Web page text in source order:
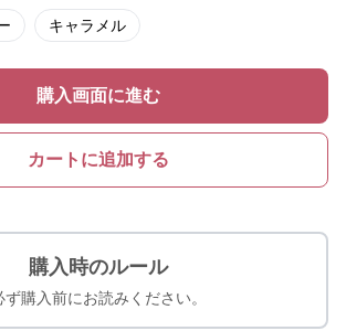
キャラメル
購入画面に進む
カートに追加する
購入時のルール
ず購入前にお読みください。